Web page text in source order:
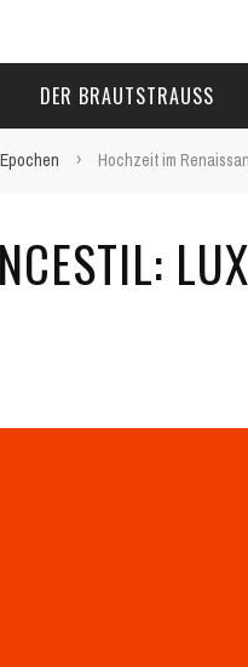
DER BRAUTSTRAUSS
› Hochzeit im